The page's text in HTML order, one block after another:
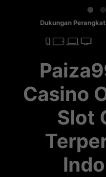
Dukungan
Casino
Slot